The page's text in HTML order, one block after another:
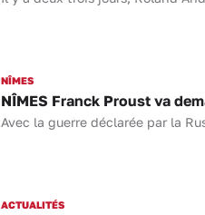
NÎMES
NÎMES Franck Proust va
Avec la guerre déclarée par la
ACTUALITÉS